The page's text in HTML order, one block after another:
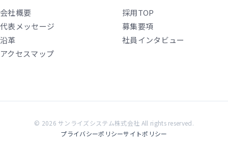
会社概要
代表メッセージ
沿革
アクセスマップ
採用TOP
募集要項
社員インタビュー
© 2026 サンライズシステム株式会社 All rights reserved.
プライバシーポリシーサイトポリシー